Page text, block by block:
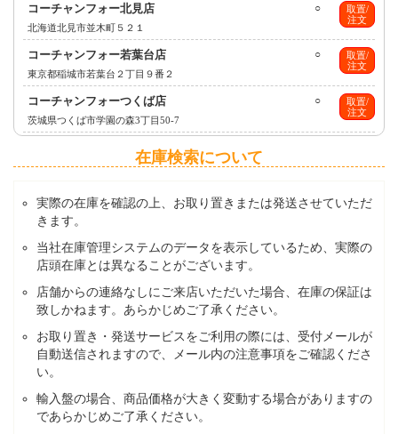
取置/
注文
○
コーチャンフォー北見店
北海道北見市並木町５２１
取置/
注文
○
コーチャンフォー若葉台店
東京都稲城市若葉台２丁目９番２
取置/
注文
○
コーチャンフォーつくば店
茨城県つくば市学園の森3丁目50-7
在庫検索について
実際の在庫を確認の上、お取り置きまたは発送させていただ
きます。
当社在庫管理システムのデータを表示しているため、実際の
店頭在庫とは異なることがございます。
店舗からの連絡なしにご来店いただいた場合、在庫の保証は
致しかねます。あらかじめご了承ください。
お取り置き・発送サービスをご利用の際には、受付メールが
自動送信されますので、メール内の注意事項をご確認くださ
い。
輸入盤の場合、商品価格が大きく変動する場合がありますの
であらかじめご了承ください。